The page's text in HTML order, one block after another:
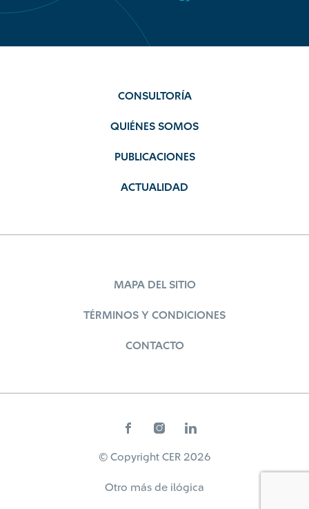
CONSULTORÍA
QUIÉNES SOMOS
PUBLICACIONES
ACTUALIDAD
MAPA DEL SITIO
TÉRMINOS Y CONDICIONES
CONTACTO
© Copyright CER 2026
Otro más de ilógica